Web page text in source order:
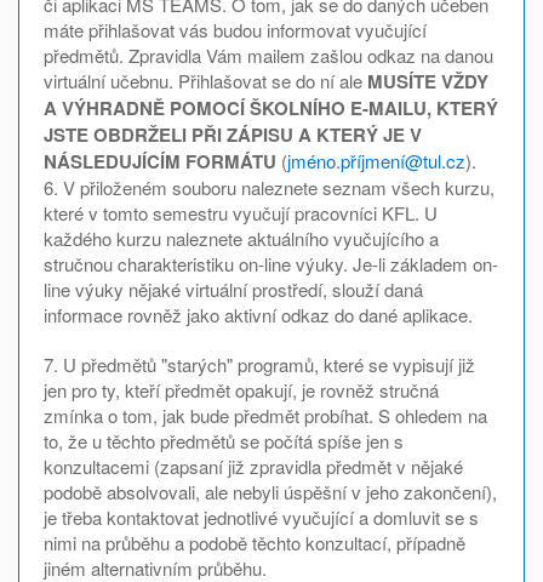
máte přihlašovat vás budou informovat vyučující
předmětů. Zpravidla Vám mailem zašlou odkaz na danou
virtuální učebnu. Přihlašovat se do ní ale MUSÍTE VŽDY
A VÝHRADNĚ POMOCÍ ŠKOLNÍHO E-MAILU, KTERÝ
JSTE OBDRŽELI PŘI ZÁPISU A KTERÝ JE V
NÁSLEDUJÍCÍM FORMÁTU (jméno.příjmení@tul.cz).
6. V přiloženém souboru naleznete seznam všech kurzu,
které v tomto semestru vyučují pracovníci KFL. U
každého kurzu naleznete aktuálního vyučujícího a
stručnou charakteristiku on-line výuky. Je-li základem on-
line výuky nějaké virtuální prostředí, slouží daná
informace rovněž jako aktivní odkaz do dané aplikace.
7. U předmětů "starých" programů, které se vypisují již
jen pro ty, kteří předmět opakují, je rovněž stručná
zmínka o tom, jak bude předmět probíhat. S ohledem na
to, že u těchto předmětů se počítá spíše jen s
konzultacemi (zapsaní již zpravidla předmět v nějaké
podobě absolvovali, ale nebyli úspěšní v jeho zakončení),
je třeba kontaktovat jednotlivé vyučující a domluvit se s
nimi na průběhu a podobě těchto konzultací, případně
jiném alternativním průběhu.